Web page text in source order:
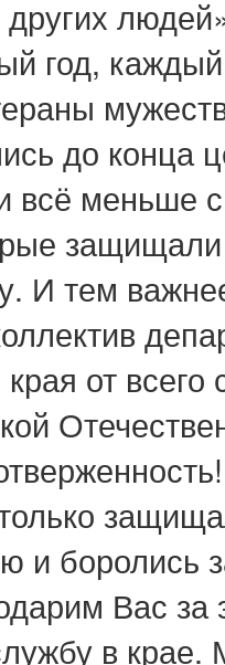
других
год,
до конца
всё меньше
И тем
от
и боролись
Вас
в